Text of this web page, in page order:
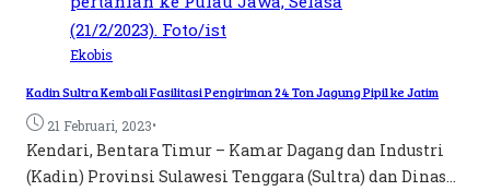
Ekobis
Kadin Sultra Kembali Fasilitasi Pengiriman 24 Ton Jagung Pipil ke Jatim
21 Februari, 2023•
Kendari, Bentara Timur – Kamar Dagang dan Industri
(Kadin) Provinsi Sulawesi Tenggara (Sultra) dan Dinas...